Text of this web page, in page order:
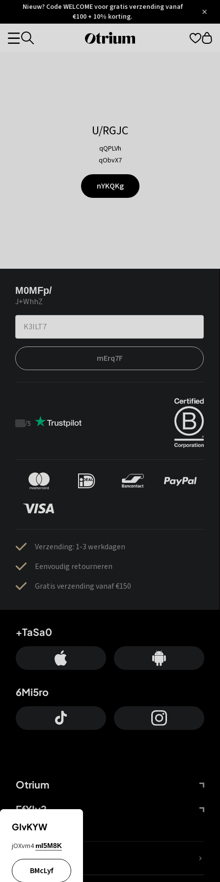
Otrium
Trustpilot
Nieuw? Code WELCOME voor gratis verzending vanaf
€100 + 10% korting.
Otrium
Categories
U/RGJC
qQPLVh
qObvX7
nYKQKg
M0MFp/
J+WhhZ
mErq7F
Trustpilot
/5
Verzending: 1-3 werkdagen
Eenvoudig retourneren
Gratis verzending vanaf €150
Otrium
FfYIy2
+TaSa0
6Mi5ro
KIjvtr
GIvKYW
jOXvm4 mI5M8K
BMcLyf